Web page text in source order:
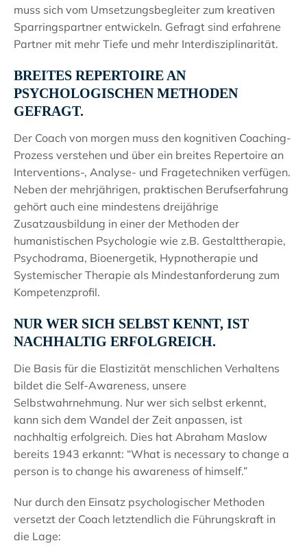
muss sich vom Umsetzungsbegleiter zum kreativen
Sparringspartner entwickeln. Gefragt sind erfahrene
Partner mit mehr Tiefe und mehr Interdisziplinarität.
BREITES REPERTOIRE AN
PSYCHOLOGISCHEN METHODEN
GEFRAGT.
Der Coach von morgen muss den kognitiven Coaching-
Prozess verstehen und über ein breites Repertoire an
Interventions-, Analyse- und Fragetechniken verfügen.
Neben der mehrjährigen, praktischen Berufserfahrung
gehört auch eine mindestens dreijährige
Zusatzausbildung in einer der Methoden der
humanistischen Psychologie wie z.B. Gestalttherapie,
Psychodrama, Bioenergetik, Hypnotherapie und
Systemischer Therapie als Mindestanforderung zum
Kompetenzprofil.
NUR WER SICH SELBST KENNT, IST
NACHHALTIG ERFOLGREICH.
Die Basis für die Elastizität menschlichen Verhaltens
bildet die Self-Awareness, unsere
Selbstwahrnehmung. Nur wer sich selbst erkennt,
kann sich dem Wandel der Zeit anpassen, ist
nachhaltig erfolgreich. Dies hat Abraham Maslow
bereits 1943 erkannt: “What is necessary to change a
person is to change his awareness of himself.”
Nur durch den Einsatz psychologischer Methoden
versetzt der Coach letztendlich die Führungskraft in
die Lage: